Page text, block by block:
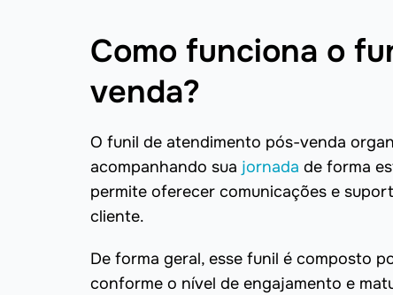
Como funciona o
venda?
O funil de atendimento pós-venda
acompanhando sua jornada de forma
permite oferecer comunicações e
cliente.
De forma geral, esse funil é composto
conforme o nível de engajamento e